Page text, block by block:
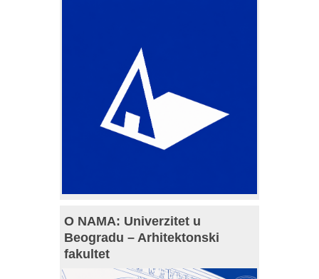
O NAMA: Univerzitet u
Beogradu – Arhitektonski
fakultet